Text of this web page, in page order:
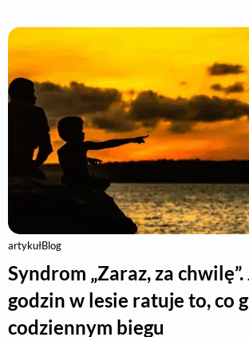
artykułBlog
Syndrom „Zaraz, za chwilę”.
godzin w lesie ratuje to, co
codziennym biegu